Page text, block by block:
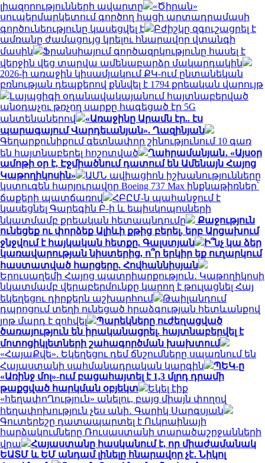
լիազորությունների ավարտը
«Ծիրան»
սուպերմարկետում գործող հացի արտադրամասի
գործունեությունը կասեցվել է
Բժիշկը զգուշացրել է
ամռանը ժամացույց կրելու հնարավոր վտանգի
մասին
Ֆրանսիայում գործազրկությունը հասել է
վերջին վեց տարվա ամենաբարձր մակարդակին
2026-ի առաջին կիսամյակում ՔԿ-ում ընտանեկան
բռնության դեպքերով քննվել է 1794 քրեական վարույթ
Լայպցիգի օդանավակայանում հայտնաբերված
անօդաչու թռչող սարքը հագեցած էր 5G
անտենաներով
«Առաջինը Արամն էր.. էս
պարագայում Վարդեւանյան». Ղազինյան
Գեղարքունիքում գետնափոր շինությունում 10 գառ
են հայտնաբերել հոշոտված
Ղահրամանյան․ «Այսօր
ամոթի օր է, Էջմիածնում դատում են Ամենայն Հայոց
Կաթողիկոսին»
ԱՄՆ ավիացիոն իշխանությունները
կստուգեն հարյուրավոր Boeing 737 Max ինքնաթիռներ՝
ճաքերի պատճառով
ՀԲԸՄ-ն պահանջում է
կասեցնել Գարեգին Բ-ի և եպիսկոպոսների
նկատմամբ քրեական հետապնդումը
Քաջություն
ունեցեք ու փորձեք Ալիևի քթից բերել, երբ Արցախում
ջնջվում է հայկական հետքը. Գալստյան
Ի՞նչ կա ձեր
կառավարության նիստերից, ո՞ր երկիր եք ուղարկում
հաստատված հարցերը. Հովհաննիսյան
Երուսաղեմի Հայոց պատրիարքություն․ Կաթողիկոսի
նկատմամբ վերաբերմունքը կարող է թուլացնել Հայ
եկեղեցու դիրքերն աշխարհում
Թաիլանդում
դպրոցում տեղի ունեցած հրաձգության հետևանքով
յոթ մարդ է զոհվել
Պարեկները ուժեղացված
ծառայություն են իրականացրել. հայտնաբերվել է
մոտոցիկլետների շահագործման խախտում
«ՀայաՔվե». Եկեղեցու դեմ ճնշումները սպառնում են
Հայաստանի սահմանադրական կարգին
ՊԵԿ-ը
«Առինջ մոլ»-ում բացահայտել է 1,3 մլրդ դրամի
թաքցված հարկման օբյեկտ
Եկել էիք
«հեղափոՂություն» անելու, բայց միայն փողով
հեղափոխություն չես անի․ Գարիկ Սարգսյան
Գուտերեշը դատապարտել է Ուկրաինայի
հարձակումները Ռուսաստանի տարածաշրջանների
վրա
Հայաստանը հասկանում է, որ միաժամանակ
ԵԱՏՄ և ԵՄ անդամ լինելը հնարավոր չէ․ Նիկոլ